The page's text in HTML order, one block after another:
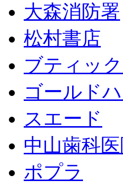
大森消防署
松村書店
ブティッ
ゴールド
スエード
中山歯科
ポプラ